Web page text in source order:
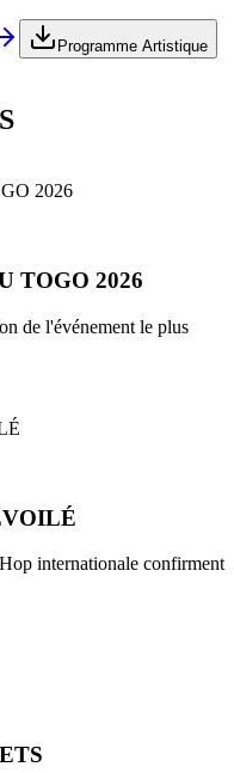
Programme Artistique
TOGO 2026
de l'événement le plus
internationale confirment